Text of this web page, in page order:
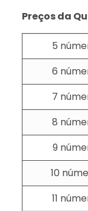
Preços da
5
6
7
8
9
10
11